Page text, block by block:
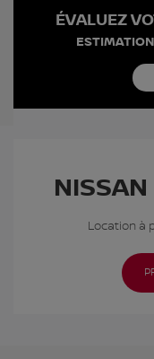
ÉVALUEZ
Location à